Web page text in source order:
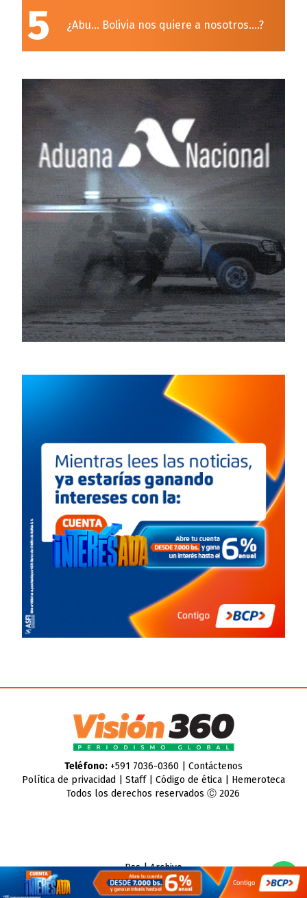
5 ¿Abu… Bolivia nos quiere a nosotros….?
Teléfono:+591 7036-0360 | Contáctenos
Política de privacidad
Staff| Código de ética| Hemeroteca
Todos los derechos reservados Ⓒ 2026
Rss|Archivo
CMS para mediosbyTroop